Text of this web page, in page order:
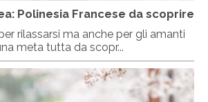
Polinesia Francese da scoprire
rilassarsi ma anche per gli amanti
meta tutta da scopr...